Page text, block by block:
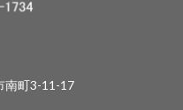
南町3-11-17